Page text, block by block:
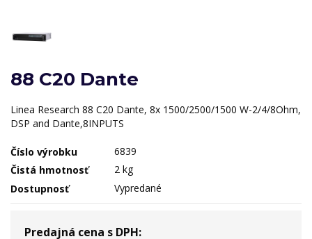
88 C20 Dante
Linea Research 88 C20 Dante, 8x 1500/2500/1500 W-2/4/8Ohm,
DSP and Dante,8INPUTS
Číslo výrobku
6839
Čistá hmotnosť
2 kg
Dostupnosť
Vypredané
Predajná cena s DPH: